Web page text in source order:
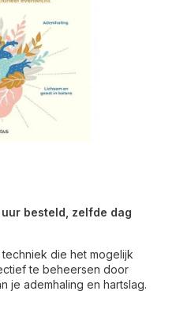
besteld, zelfde dag
die het mogelijk
te beheersen door
je ademhaling en hartslag.